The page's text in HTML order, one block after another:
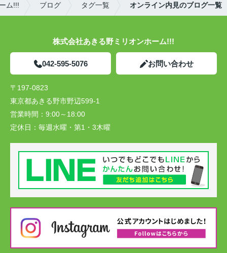
ム!!! ブログ タグ一覧 オンライン内見のブログ一覧
株式会社あきる野ミリオンホーム!!!
042-595-5076 お問い合わせ
〒197-0823
東京都あきる野市野辺599-1
営業時間： 9:00～18:00
定休日： 毎週水曜・第1・3木曜